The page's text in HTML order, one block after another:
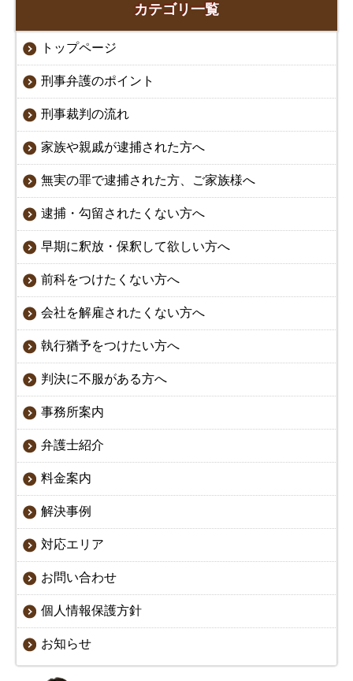
カテゴリ一覧
トップページ
刑事弁護のポイント
刑事裁判の流れ
家族や親戚が逮捕された方へ
無実の罪で逮捕された方、ご家族様へ
逮捕・勾留されたくない方へ
早期に釈放・保釈して欲しい方へ
前科をつけたくない方へ
会社を解雇されたくない方へ
執行猶予をつけたい方へ
判決に不服がある方へ
事務所案内
弁護士紹介
料金案内
解決事例
対応エリア
お問い合わせ
個人情報保護方針
お知らせ